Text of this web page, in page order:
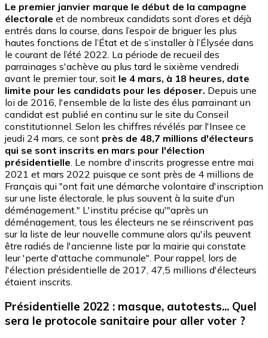
Le premier janvier marque le début de la campagne
électorale et de nombreux candidats sont d’ores et déjà
entrés dans la course, dans l’espoir de briguer les plus
hautes fonctions de l’État et de s’installer à l’Élysée dans
le courant de l’été 2022. La période de recueil des
parrainages s'achève au plus tard le sixième vendredi
avant le premier tour, soit le 4 mars, à 18 heures, date
limite pour les candidats pour les déposer. Depuis une
loi de 2016, l'ensemble de la liste des élus parrainant un
candidat est publié en continu sur le site du Conseil
constitutionnel. Selon les chiffres révélés par l'Insee ce
jeudi 24 mars, ce sont près de 48,7 millions d'électeurs
qui se sont inscrits en mars pour l'élection
présidentielle. Le nombre d'inscrits progresse entre mai
2021 et mars 2022 puisque ce sont près de 4 millions de
Français qui "ont fait une démarche volontaire d'inscription
sur une liste électorale, le plus souvent à la suite d'un
déménagement." L'institu précise qu'"après un
déménagement, tous les électeurs ne se réinscrivent pas
sur la liste de leur nouvelle commune alors qu'ils peuvent
être radiés de l'ancienne liste par la mairie qui constate
leur 'perte d'attache communale". Pour rappel, lors de
l'élection présidentielle de 2017, 47,5 millions d'électeurs
étaient inscrits.
Présidentielle 2022 : masque, autotests... Quel
sera le protocole sanitaire pour aller voter ?